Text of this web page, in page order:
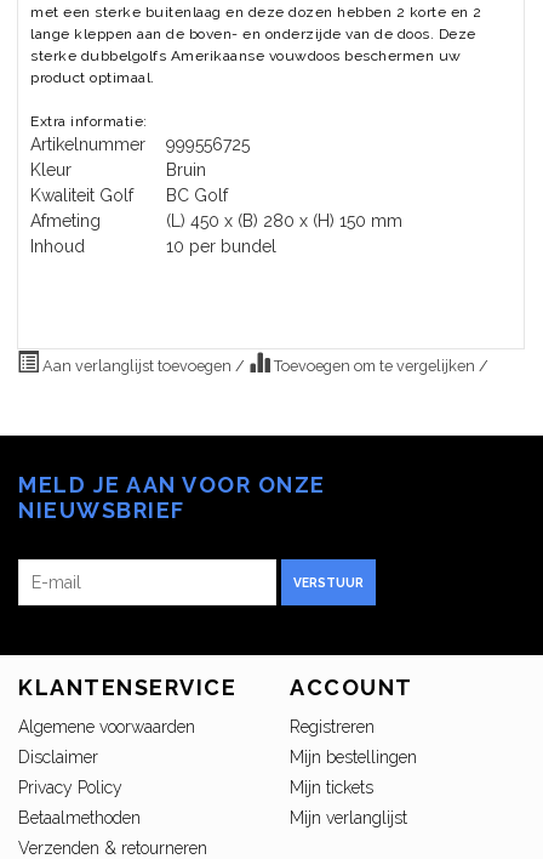
met een sterke buitenlaag en deze dozen hebben 2 korte en 2
lange kleppen aan de boven- en onderzijde van de doos. Deze
sterke dubbelgolfs Amerikaanse vouwdoos beschermen uw
product optimaal.
Extra informatie:
Artikelnummer
999556725
Kleur
Bruin
Kwaliteit Golf
BC Golf
Afmeting
(L) 450 x (B) 280 x (H) 150 mm
Inhoud
10 per bundel
Aan verlanglijst toevoegen / Toevoegen om te vergelijken /
MELD JE AAN VOOR ONZE
NIEUWSBRIEF
VERSTUUR
KLANTENSERVICE
Algemene voorwaarden
Disclaimer
Privacy Policy
Betaalmethoden
Verzenden & retourneren
ACCOUNT
Registreren
Mijn bestellingen
Mijn tickets
Mijn verlanglijst